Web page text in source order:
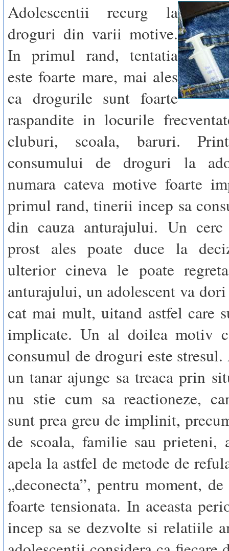
Adolescentii recurg la
droguri din varii motive.
In primul rand, tentatia
este foarte mare, mai ales
ca drogurile sunt foarte
raspandite in locurile
cluburi, scoala, baruri.
consumului de droguri la
numara cateva motive foarte
primul rand, tinerii incep sa
din cauza anturajului. Un
prost ales poate duce la
ulterior cineva le poate
anturajului, un adolescent va dori
cat mai mult, uitand astfel care
implicate. Un al doilea motiv
consumul de droguri este
un tanar ajunge sa treaca prin
nu stie cum sa reactioneze,
sunt prea greu de implinit,
de scoala, familie sau prieteni,
apela la astfel de metode de
„deconecta”, pentru moment,
foarte tensionata. In aceasta
incep sa se dezvolte si relatiile